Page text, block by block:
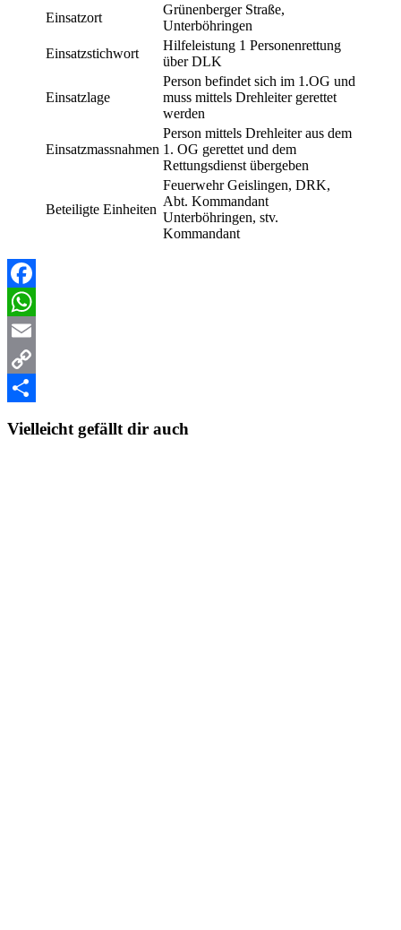
Einsatzort
Grünenberger Straße,
Unterböhringen
Einsatzstichwort
Hilfeleistung 1 Personenrettung
über DLK
Einsatzlage
Person befindet sich im 1.OG und
muss mittels Drehleiter gerettet
werden
Einsatzmassnahmen
Person mittels Drehleiter aus dem
1. OG gerettet und dem
Rettungsdienst übergeben
Beteiligte Einheiten
Feuerwehr Geislingen, DRK,
Abt. Kommandant
Unterböhringen, stv.
Kommandant
Facebook
WhatsApp
Email
Copy
Vielleicht gefällt dir auch